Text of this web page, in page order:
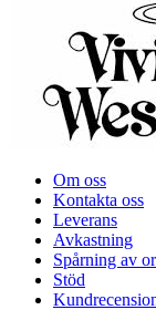
Om oss
Kontakta oss
Leverans
Avkastning
Spårning av
Stöd